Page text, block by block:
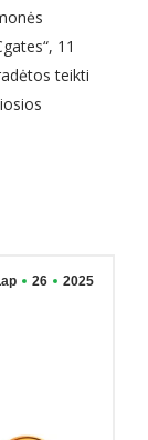
11
teikti
26 2025